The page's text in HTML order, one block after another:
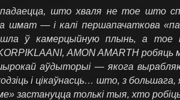
што хваля не тое што
шмат — і калі першапачаткова
ў камерцыйную плынь, а
AMON AMARTH
аўдыторыі — якога
і цікаўнасць… што, з
застануцца толькі тыя, хто